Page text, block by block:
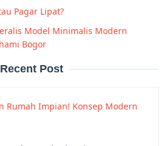
Pagar Lipat?
Model Minimalis Modern
Bogor
Recent Post
Rumah Impian! Konsep Modern